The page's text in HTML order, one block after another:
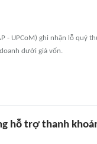
- UPCoM) ghi nhận lỗ quý
dưới giá vốn.
hỗ trợ thanh